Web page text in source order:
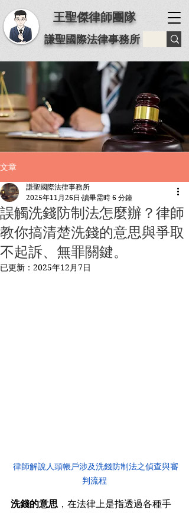
王聖傑律師團隊
謙聖國際法律事務所
文章
誤觸洗錢防制法怎麼辦？律師
教你搞清楚洗錢的意思與爭取
不起訴、無罪關鍵。
謙聖國際法律事務所
2025年11月26日 讀畢需時 6 分鐘
已更新： 2025年12月7日
律師解說人頭帳戶涉及洗錢防制法之偵查與審
判流程
洗錢的意思 ，在法律上是指透過各種手